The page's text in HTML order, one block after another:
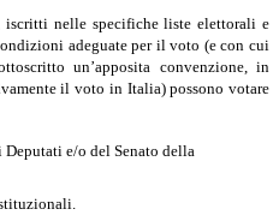
nelle specifiche liste elettorali e
adeguate per il voto (e con cui
un’apposita convenzione, in
il voto in Italia) possono votare
e/o del Senato della